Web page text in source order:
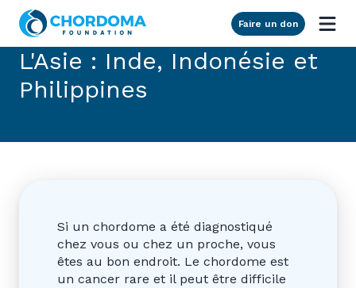
Skip to Main Content
Faire un don
L'Asie : Inde, Indonésie et
Philippines
Si un chordome a été diagnostiqué
chez vous ou chez un proche, vous
êtes au bon endroit. Le chordome est
un cancer rare et il peut être difficile